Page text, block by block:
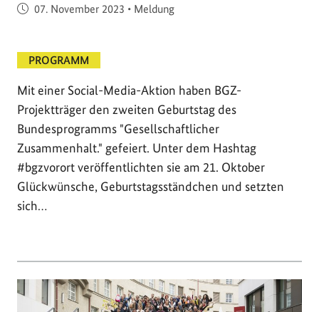
Veröffentlicht am
07. November 2023 • Meldung
PROGRAMM
Mit einer Social-Media-Aktion haben BGZ-
Projektträger den zweiten Geburtstag des
Bundesprogramms "Gesellschaftlicher
Zusammenhalt." gefeiert. Unter dem Hashtag
#bgzvorort veröffentlichten sie am 21. Oktober
Glückwünsche, Geburtstagsständchen und setzten
sich…